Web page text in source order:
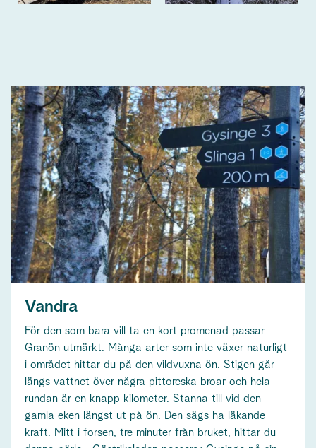
Vandra
För den som bara vill ta en kort promenad passar
Granön utmärkt. Många arter som inte växer naturligt
i området hittar du på den vildvuxna ön. Stigen går
längs vattnet över några pittoreska broar och hela
rundan är en knapp kilometer. Stanna till vid den
gamla eken längst ut på ön. Den sägs ha läkande
kraft. Mitt i forsen, tre minuter från bruket, hittar du